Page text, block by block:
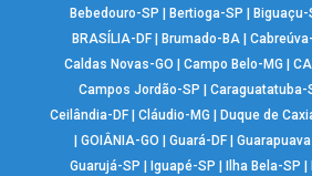
Bebedouro-SP
Bertioga-SP Biguaçu-
BRASÍLIA-DF| Brumado-BA|
Caldas Novas-GO
|Campo Belo-MG |
Campos Jordão-SP
Caraguatatuba-
Ceilândia-DF| Cláudio-MG Duque de
GOIÂNIA-GO Guará-DF|
Guarujá-SP
Iguapé-SP Ilha Bela-SP